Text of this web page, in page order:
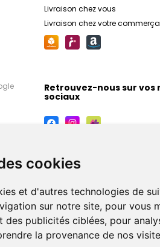
cookies
et d'autres technologies de
sur notre site, pour vous
des publicités ciblées, pour
la provenance de nos
Livraison chez vous
Livraison chez votre
Retrouvez-nous sur vos
sociaux